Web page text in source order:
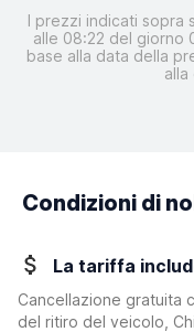
I prezzi indicati sopra
alle 08:22 del giorno
base alla data della
Condizioni di
La tariffa
Cancellazione gratuita
del ritiro del veicolo,